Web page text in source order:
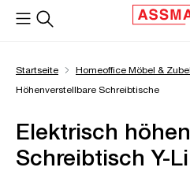
springen
Startseite Homeoffice Möbel &
Höhenverstellbare Schreibtische
Elektrisch
Schreibtisch Y-